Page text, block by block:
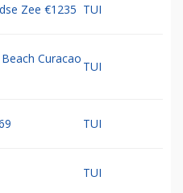
Zee €1235 TUI
Curacao
TUI
TUI
TUI